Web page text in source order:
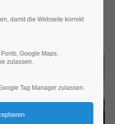
damit die Webseite korrekt
Google Maps,
zulassen.
Tag Manager zulassen.